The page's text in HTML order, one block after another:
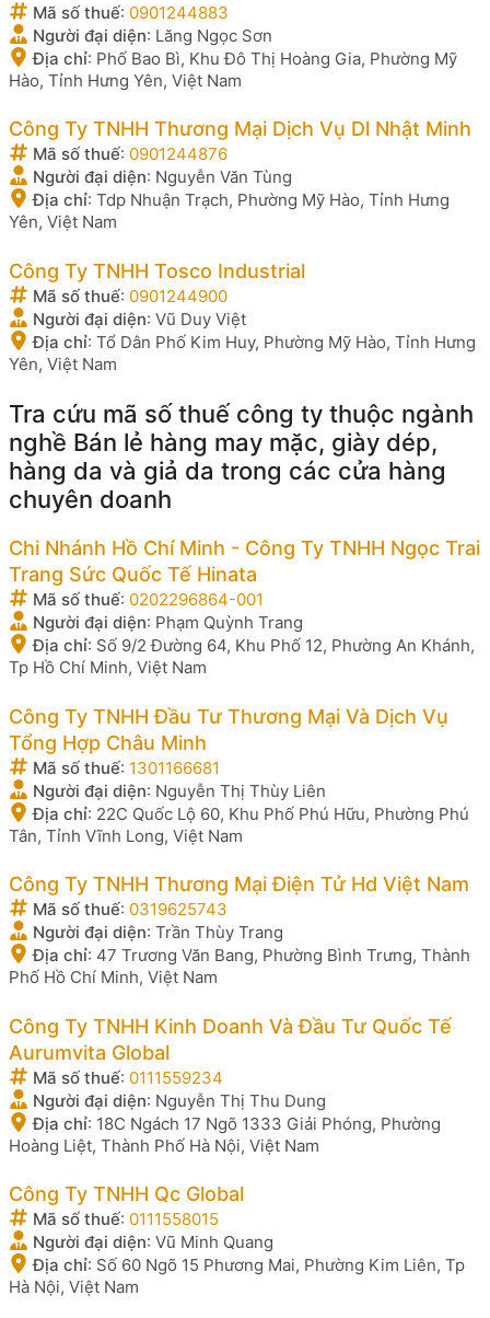
Mã số thuế: 0901244883
Người đại diện: Lăng Ngọc Sơn
Địa chỉ: Phố Bao Bì, Khu Đô Thị Hoàng Gia, Phường Mỹ
Hào, Tỉnh Hưng Yên, Việt Nam
Công Ty TNHH Thương Mại Dịch Vụ Dl Nhật Minh
Mã số thuế: 0901244876
Người đại diện: Nguyễn Văn Tùng
Địa chỉ: Tdp Nhuận Trạch, Phường Mỹ Hào, Tỉnh Hưng
Yên, Việt Nam
Công Ty TNHH Tosco Industrial
Mã số thuế: 0901244900
Người đại diện: Vũ Duy Việt
Địa chỉ: Tổ Dân Phố Kim Huy, Phường Mỹ Hào, Tỉnh Hưng
Yên, Việt Nam
Tra cứu mã số thuế công ty thuộc ngành
nghề Bán lẻ hàng may mặc, giày dép,
hàng da và giả da trong các cửa hàng
chuyên doanh
Chi Nhánh Hồ Chí Minh - Công Ty TNHH Ngọc Trai
Trang Sức Quốc Tế Hinata
Mã số thuế: 0202296864-001
Người đại diện: Phạm Quỳnh Trang
Địa chỉ: Số 9/2 Đường 64, Khu Phố 12, Phường An Khánh,
Tp Hồ Chí Minh, Việt Nam
Công Ty TNHH Đầu Tư Thương Mại Và Dịch Vụ
Tổng Hợp Châu Minh
Mã số thuế: 1301166681
Người đại diện: Nguyễn Thị Thùy Liên
Địa chỉ: 22C Quốc Lộ 60, Khu Phố Phú Hữu, Phường Phú
Tân, Tỉnh Vĩnh Long, Việt Nam
Công Ty TNHH Thương Mại Điện Tử Hd Việt Nam
Mã số thuế: 0319625743
Người đại diện: Trần Thùy Trang
Địa chỉ: 47 Trương Văn Bang, Phường Bình Trưng, Thành
Phố Hồ Chí Minh, Việt Nam
Công Ty TNHH Kinh Doanh Và Đầu Tư Quốc Tế
Aurumvita Global
Mã số thuế: 0111559234
Người đại diện: Nguyễn Thị Thu Dung
Địa chỉ: 18C Ngách 17 Ngõ 1333 Giải Phóng, Phường
Hoàng Liệt, Thành Phố Hà Nội, Việt Nam
Công Ty TNHH Qc Global
Mã số thuế: 0111558015
Người đại diện: Vũ Minh Quang
Địa chỉ: Số 60 Ngõ 15 Phương Mai, Phường Kim Liên, Tp
Hà Nội, Việt Nam